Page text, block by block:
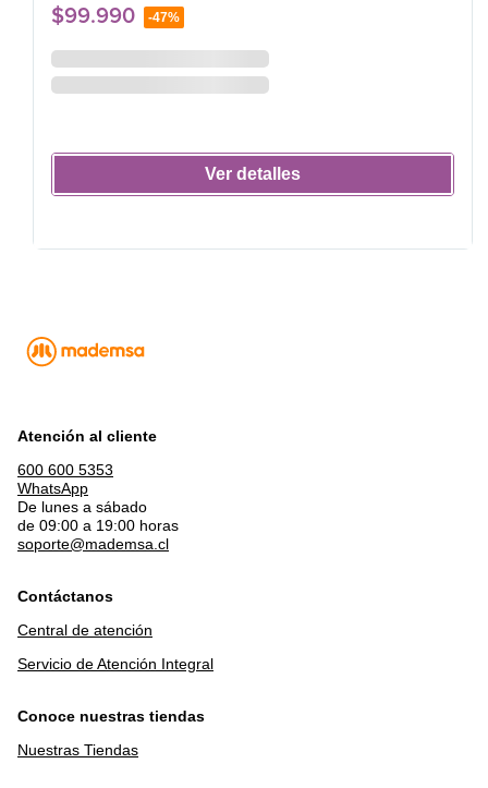
$99.990 -47%
Ver detalles
Atención al cliente
600 600 5353
WhatsApp
De lunes a sábado
de 09:00 a 19:00 horas
soporte@mademsa.cl
Contáctanos
Central de atención
Servicio de Atención Integral
Conoce nuestras tiendas
Nuestras Tiendas